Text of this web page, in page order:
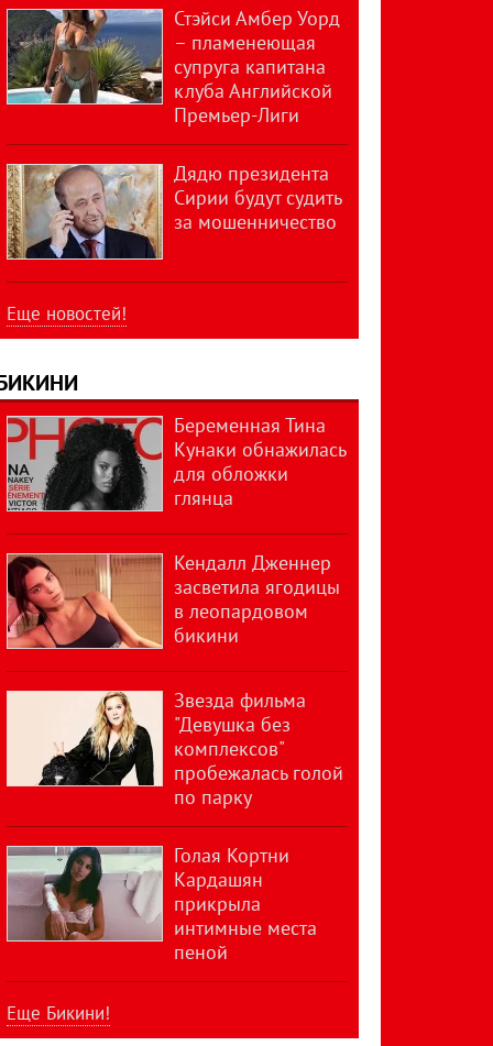
Стэйси Амбер Уорд
– пламенеющая
супруга капитана
клуба Английской
Премьер-Лиги
Дядю президента
Сирии будут судить
за мошенничество
Еще новостей!
Беременная Тина
Кунаки обнажилась
для обложки
глянца
Кендалл Дженнер
засветила ягодицы
в леопардовом
бикини
Звезда фильма
"Девушка без
комплексов"
пробежалась голой
по парку
Голая Кортни
Кардашян
прикрыла
интимные места
пеной
Еще Бикини!